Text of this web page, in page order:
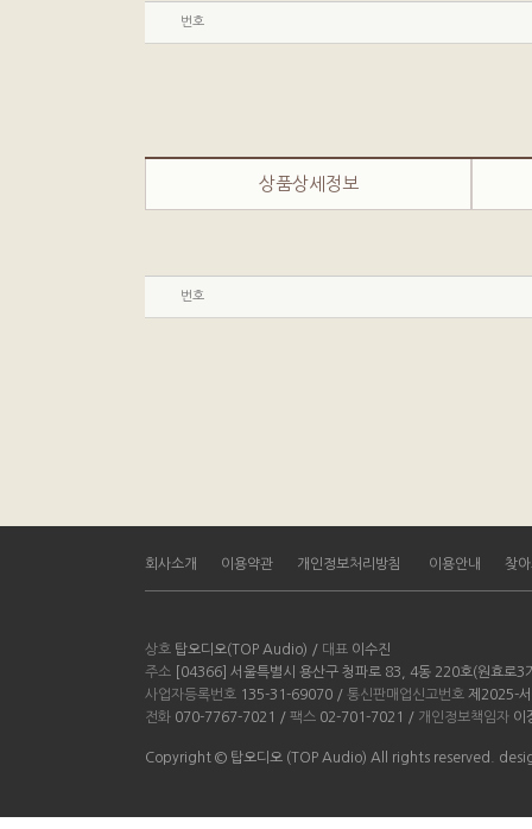
번호
상품상세정보
번호
회사소개 이용약관 개인정보처리방침 이용안내 찾
상호 탑오디오(TOP Audio) / 대표 이수진
주소 [04366] 서울특별시 용산구 청파로 83, 4동 220호(원효로3
사업자등록번호 135-31-69070 / 통신판매업신고번호 제2025-
전화 070-7767-7021 / 팩스 02-701-7021 / 개인정보책임자 이
Copyright © 탑오디오 (TOP Audio) All rights reserved.